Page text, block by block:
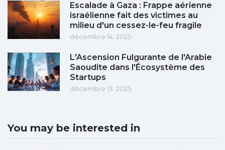
Escalade à Gaza : Frappe aérienne
israélienne fait des victimes au
milieu d'un cessez-le-feu fragile
décembre 14, 2025
L'Ascension Fulgurante de l'Arabie
Saoudite dans l'Écosystème des
Startups
décembre 13, 2025
You may be interested in